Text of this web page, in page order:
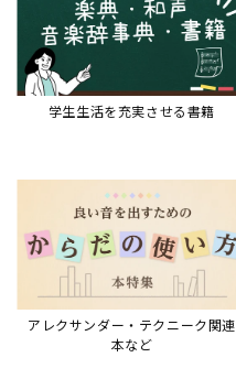
学生生活を充実させる書籍
アレクサンダー・テクニーク関連
本など